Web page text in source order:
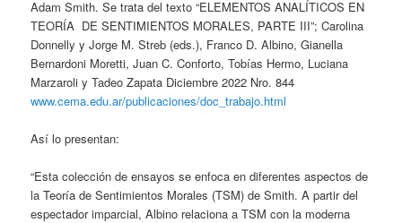
Adam Smith. Se trata del texto “ELEMENTOS ANALÍTICOS EN
TEORÍA DE SENTIMIENTOS MORALES, PARTE III”; Carolina
Donnelly y Jorge M. Streb (eds.), Franco D. Albino, Gianella
Bernardoni Moretti, Juan C. Conforto, Tobías Hermo, Luciana
Marzaroli y Tadeo Zapata Diciembre 2022 Nro. 844
www.cema.edu.ar/publicaciones/doc_trabajo.html
Así lo presentan:
“Esta colección de ensayos se enfoca en diferentes aspectos de
la Teoría de Sentimientos Morales (TSM) de Smith. A partir del
espectador imparcial, Albino relaciona a TSM con la moderna